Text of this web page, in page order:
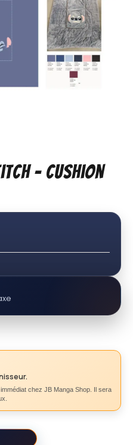
- Cushion
chez JB Manga Shop. Il sera